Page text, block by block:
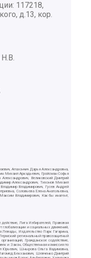
117218,
д.13, кор.
Апахончич Дарья Александровна,
Михаил Аркадьевич, Гройсман Софья
Великовский Дмитрий
Александрович, Тихонов Михаил
Владимирович, Гусев Андрей
Соловьева Елена Анатольевна,
Владимирович, Как бы инагент,
Лига Избирателей, Правовая
глобализации и социальных движений,
Левады, Издательство Парк Гагарина,
региональный правозащитный
Гражданское содействие,
и Закон, Общественная комиссия по
Юрьевич, Шнырова Ольга Вадимовна,
Бекханович, Шевченко Дмитрий